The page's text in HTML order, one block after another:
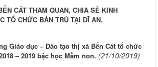
CÁT THAM QUAN, CHIA SẺ KINH
TỔ CHỨC BÁN TRÚ TẠI DĨ AN.
Giáo dục – Đào tạo thị xã Bến Cát tổ chức
– 2019 bậc học Mầm non. (21/10/2019)